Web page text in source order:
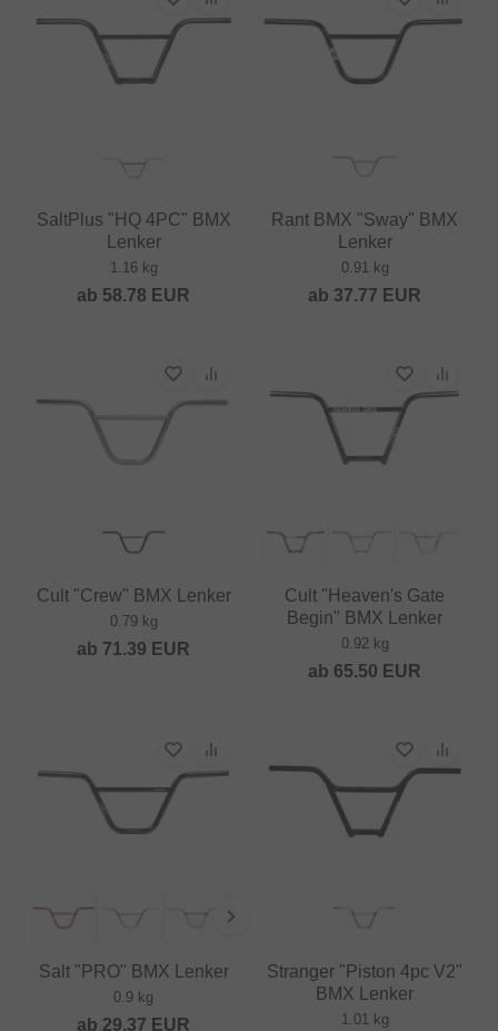
SaltPlus "HQ 4PC" BMX
Lenker
1.16 kg
ab 58.78 EUR
Rant BMX "Sway" BMX
Lenker
0.91 kg
ab 37.77 EUR
Cult "Crew" BMX Lenker
0.79 kg
ab 71.39 EUR
Cult "Heaven's Gate
Begin" BMX Lenker
0.92 kg
ab 65.50 EUR
Salt "PRO" BMX Lenker
0.9 kg
ab 29.37 EUR
Stranger "Piston 4pc V2"
BMX Lenker
1.01 kg